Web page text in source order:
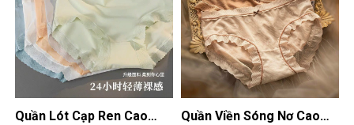
Quần Lót Cạp Ren Cao
Quần Viền Sóng Nơ Cao